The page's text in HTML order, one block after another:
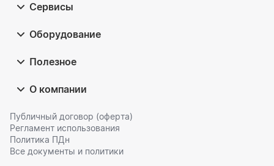
Сервисы
Оборудование
Полезное
О компании
Публичный договор (оферта)
Регламент использования
Политика ПДн
Все документы и политики